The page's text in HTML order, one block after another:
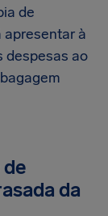
de
apresentar à
despesas ao
da